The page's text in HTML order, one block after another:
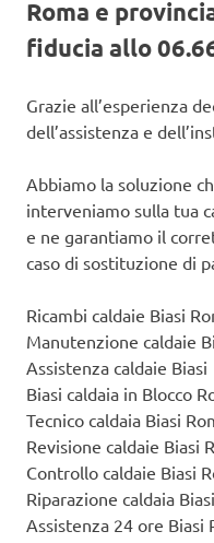
Roma e
fiducia allo
Grazie all’esperienza
dell’assistenza e
Abbiamo la soluzione
interveniamo sulla tua
e ne garantiamo il
caso di sostituzione di
Ricambi caldaie Biasi
Manutenzione caldaie
Assistenza caldaie Biasi
Biasi caldaia in Blocco
Tecnico caldaia Biasi
Revisione caldaie Biasi
Controllo caldaie Biasi
Riparazione caldaia
Assistenza 24 ore Biasi